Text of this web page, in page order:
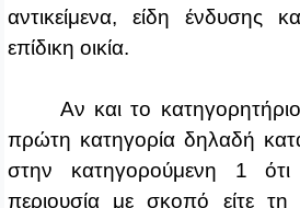
αντικείμενα, είδη ένδυσης
επίδικη οικία.
Αν και το κατηγορητήριο
πρώτη κατηγορία δηλαδή
στην κατηγορούμενη 1
περιουσία με σκοπό είτε τη